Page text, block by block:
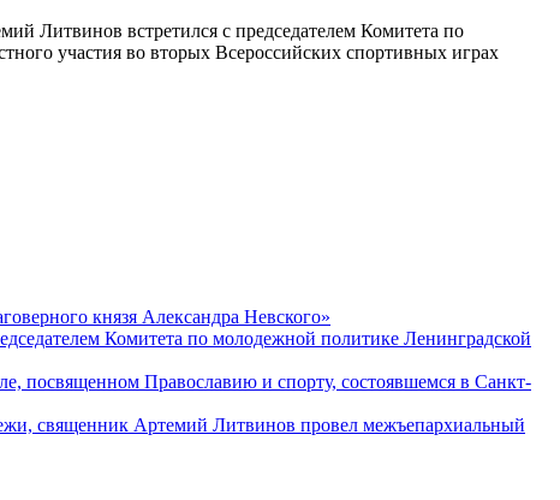
Литвинов встретился с председателем Комитета по
участия во вторых Всероссийских спортивных играх
князя Александра Невского»
Комитета по молодежной политике Ленинградской
посвященном Православию и спорту, состоявшемся в Санкт-
священник Артемий Литвинов провел межъепархиальный